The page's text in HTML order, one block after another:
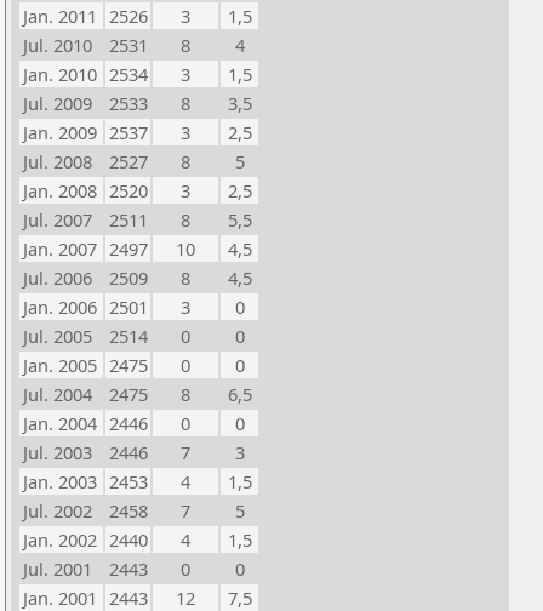
Jan. 2011 2526 3
1,5
Jul. 2010
2531 8
4
Jan. 2010 2534 3
1,5
Jul. 2009
2533 8
3,5
Jan. 2009 2537 3
2,5
Jul. 2008
2527 8
5
Jan. 2008 2520 3
2,5
Jul. 2007
2511 8
5,5
Jan. 2007 2497 10
4,5
Jul. 2006
2509 8
4,5
Jan. 2006 2501 3
0
Jul. 2005
2514 0
0
Jan. 2005 2475 0
0
Jul. 2004
2475 8
6,5
Jan. 2004 2446 0
0
Jul. 2003
2446 7
3
Jan. 2003 2453 4
1,5
Jul. 2002
2458 7
5
Jan. 2002 2440 4
1,5
Jul. 2001
2443 0
0
Jan. 2001 2443 12
7,5